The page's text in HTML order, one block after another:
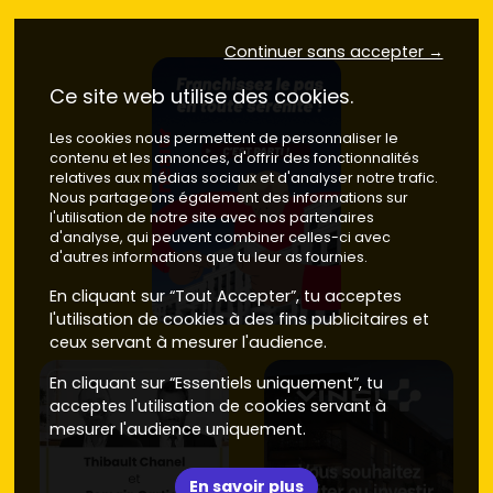
Prix neuf: environ4 300 à 4 900 €/m²
selon les prestations.
Coteaux et lisières de village(vue sur vignes,
Prix neuf: environ3 900 à 4 400 €/m².
Alternatives proches(Obernai, Rosheim, Molsheim) :
offre plus abondante mais souvent plus chère côté
Obernai.Prix neuf Obernai: environ4 500 à 5 500
€/m².
(volume de ventes, délais de commercialisation) et les
prestations(chauffage, domotique, stationnement,
espaces extérieurs). Les biens avec balcon/terrasse se
revendent plus vite.
Appartement neuf à Bischoffsheim ou
ancien : prix, DPE et localisation à
Continuer sans accepter →
Ce site web utilise des cookies.
Les cookies nous permettent de personnaliser le
contenu et les annonces, d'offrir des fonctionnalités
relatives aux médias sociaux et d'analyser notre trafic.
Nous partageons également des informations sur
l'utilisation de notre site avec nos partenaires
d'analyse, qui peuvent combiner celles-ci avec
d'autres informations que tu leur as fournies.
En cliquant sur “Tout Accepter”, tu acceptes
l'utilisation de cookies à des fins publicitaires et
ceux servant à mesurer l'audience.
En cliquant sur “Essentiels uniquement”, tu
acceptes l'utilisation de cookies servant à
mesurer l'audience uniquement.
En savoir plus